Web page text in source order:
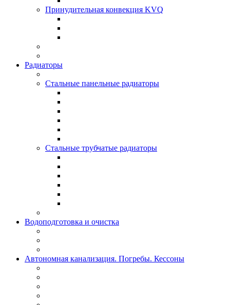
Принудительная конвекция KVQ
Радиаторы
Стальные панельные радиаторы
Стальные трубчатые радиаторы
Водоподготовка и очистка
Автономная канализация. Погребы. Кессоны